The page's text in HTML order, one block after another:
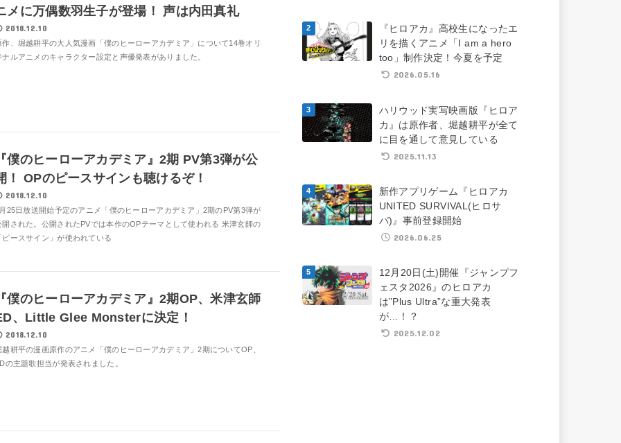
メに万偶数羽生子が登場！ 声は内田真礼
2018.12.10
作、堀越耕平の大人気漫画「僕のヒーローアカデミア」について14巻オリ
ナルアニメのキャラクター設定と声優発表がありました。
僕のヒーローアカデミア』2期 PV第3弾が公
！ OPのピースサインも聴けるぞ！
2018.12.10
25日放送開始予定のアニメ「僕のヒーローアカデミア」2期のPV第3弾が
開された。公開されたPVでは本作のOPテーマとして使われる 米津玄師の
ピースサイン」が使われている
僕のヒーローアカデミア』2期OP、米津玄師
、Little Glee Monsterに決定！
2018.12.10
越耕平の漫画原作のアニメ「僕のヒーローアカデミア」2期についてOP、
の主題歌担当が発表されました。
『ヒロアカ』高校生になったエ
リを描くアニメ「I am a hero
too」制作決定！今夏を予定
2026.05.16
ハリウッド実写映画版『ヒロア
カ』は原作者、堀越耕平が全て
に目を通して意見している
2025.11.13
新作アプリゲーム『ヒロアカ
UNITED SURVIVAL(ヒロサ
バ)』事前登録開始
2026.06.25
12月20日(土)開催『ジャンプフ
ェスタ2026』のヒロアカ
は”Plus Ultra”な重大発表
が…！？
2025.12.02